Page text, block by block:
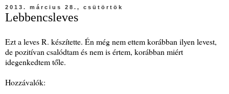
2013. március 28., csütörtök
Lebbencsleves
Ezt a leves R. készítette. Én még nem ettem korábban ilyen levest,
de pozitívan csalódtam és nem is értem, korábban miért
idegenkedtem tőle.
Hozzávalók: